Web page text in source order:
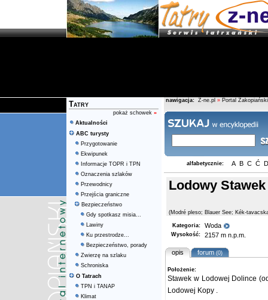
Tatry
pokaż schowek »
Aktualności
ABC turysty
Przygotowanie
Ekwipunek
Informacje TOPR i TPN
Oznaczenia szlaków
Przewodnicy
Przejścia graniczne
Bezpieczeństwo
Gdy spotkasz misia...
Lawiny
Ku przestrodze...
Bezpieczeństwo, porady
Zwierzę na szlaku
Schroniska
O Tatrach
TPN i TANAP
Klimat
nawigacja: Z-ne.pl » Portal Zakopiański
alfabetycznie: A B C Ć D
Lodowy Stawek
(Modré pleso; Blauer See; Kék-
Kategoria: Woda
Wysokość: 2157 m n.p.m.
opis forum(0)
Położenie:
Stawek w Lodowej Dolince
Lodowej Kopy .